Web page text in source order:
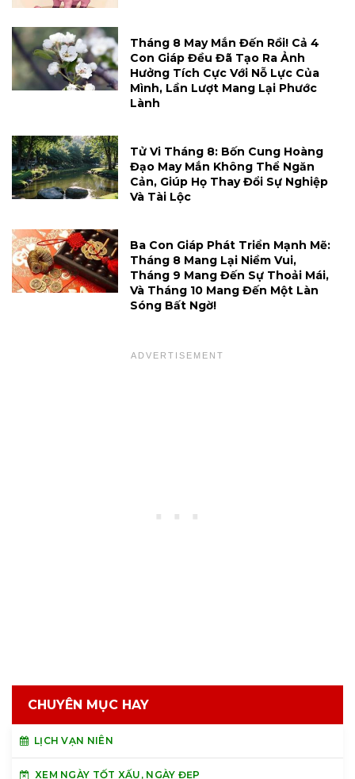
Tháng 8 May Mắn Đến Rồi! Cả 4
Con Giáp Đều Đã Tạo Ra Ảnh
Hưởng Tích Cực Với Nỗ Lực Của
Mình, Lần Lượt Mang Lại Phước
Lành
Tử Vi Tháng 8: Bốn Cung Hoàng
Đạo May Mắn Không Thể Ngăn
Cản, Giúp Họ Thay Đổi Sự Nghiệp
Và Tài Lộc
Ba Con Giáp Phát Triển Mạnh Mẽ:
Tháng 8 Mang Lại Niềm Vui,
Tháng 9 Mang Đến Sự Thoải Mái,
Và Tháng 10 Mang Đến Một Làn
Sóng Bất Ngờ!
CHUYÊN MỤC HAY
LỊCH VẠN NIÊN
XEM NGÀY TỐT XẤU, NGÀY ĐẸP